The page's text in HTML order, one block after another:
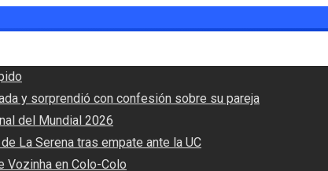
y sorprendió con confesión sobre su pareja
del Mundial 2026
La Serena tras empate ante la UC
Vozinha en Colo-Colo